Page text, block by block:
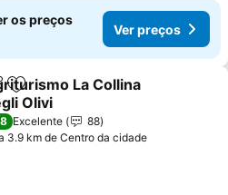
os preços
Ver preços
Adicionar aos favoritos
La Collina
Olivi
preços
Excelente
88
3.9 km de Centro da cidade